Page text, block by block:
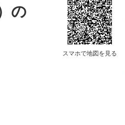
の
スマホで地図を見る